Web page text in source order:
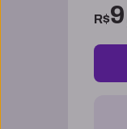
R$